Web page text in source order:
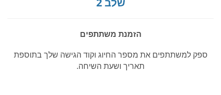
הזמנת משתתפים
ספק למשתתפים את מספר החיוג וקוד הגישה שלך בתוספת
תאריך ושעת השיחה.